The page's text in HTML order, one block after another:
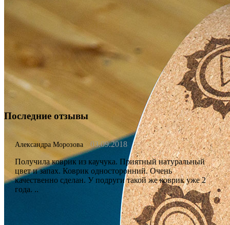
Последние отзывы
Александра Морозова
03.09.2018
Получила коврик из каучука. Приятный натуральный
цвет и запах. Коврик односторонний. Очень
качественно сделан. У подруги такой же коврик уже 2
года. ..